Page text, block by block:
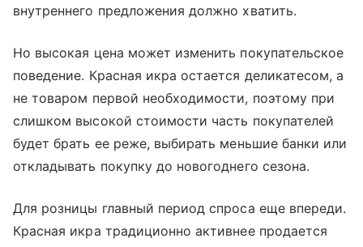
внутреннего предложения должно хватить.
Но высокая цена может изменить покупательское
поведение. Красная икра остается деликатесом, а
не товаром первой необходимости, поэтому при
слишком высокой стоимости часть покупателей
будет брать ее реже, выбирать меньшие банки или
откладывать покупку до новогоднего сезона.
Для розницы главный период спроса еще впереди.
Красная икра традиционно активнее продается